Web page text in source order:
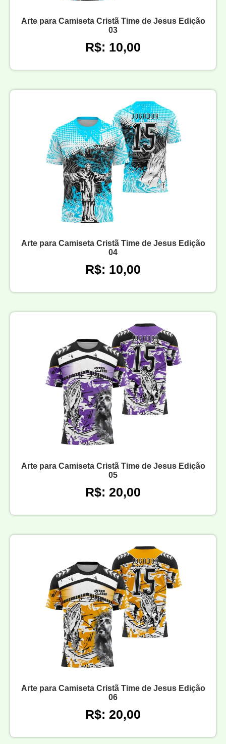
Arte para Camiseta Cristã Time de Jesus Edição
03
R$: 10,00
Arte para Camiseta Cristã Time de Jesus Edição
04
R$: 10,00
Arte para Camiseta Cristã Time de Jesus Edição
05
R$: 20,00
Arte para Camiseta Cristã Time de Jesus Edição
06
R$: 20,00